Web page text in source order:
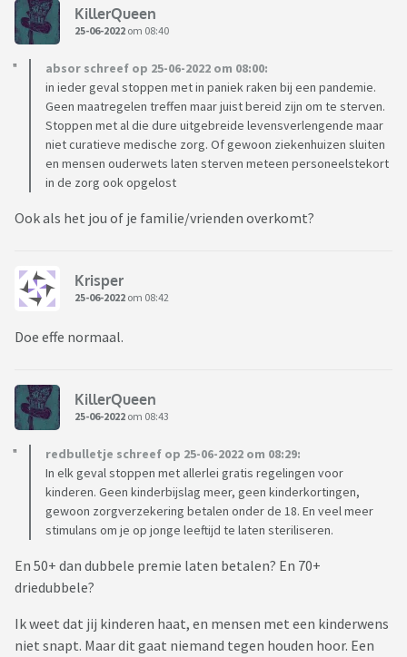
bevolking maar blijft toenemen en iedereen het met minder
moet doen?
KillerQueen
25-06-2022 om 08:40
absor schreef op 25-06-2022 om 08:00:
in ieder geval stoppen met in paniek raken bij een pandemie.
Geen maatregelen treffen maar juist bereid zijn om te sterven.
Stoppen met al die dure uitgebreide levensverlengende maar
niet curatieve medische zorg. Of gewoon ziekenhuizen sluiten
en mensen ouderwets laten sterven meteen personeelstekort
in de zorg ook opgelost
Ook als het jou of je familie/vrienden overkomt?
Krisper
25-06-2022 om 08:42
Doe effe normaal.
KillerQueen
25-06-2022 om 08:43
redbulletje schreef op 25-06-2022 om 08:29:
In elk geval stoppen met allerlei gratis regelingen voor
kinderen. Geen kinderbijslag meer, geen kinderkortingen,
gewoon zorgverzekering betalen onder de 18. En veel meer
stimulans om je op jonge leeftijd te laten steriliseren.
En 50+ dan dubbele premie laten betalen? En 70+
driedubbele?
Ik weet dat jij kinderen haat, en mensen met een kinderwens
niet snapt. Maar dit gaat niemand tegen houden hoor. Een